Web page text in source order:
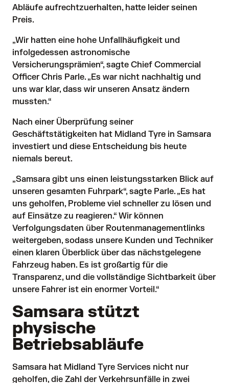
Abläufe aufrechtzuerhalten, hatte leider seinen
Preis.
„Wir hatten eine hohe Unfallhäufigkeit und
infolgedessen astronomische
Versicherungsprämien“, sagte Chief Commercial
Officer Chris Parle. „Es war nicht nachhaltig und
uns war klar, dass wir unseren Ansatz ändern
mussten.“
Nach einer Überprüfung seiner
Geschäftstätigkeiten hat Midland Tyre in Samsara
investiert und diese Entscheidung bis heute
niemals bereut.
„Samsara gibt uns einen leistungsstarken Blick auf
unseren gesamten Fuhrpark“, sagte Parle. „Es hat
uns geholfen, Probleme viel schneller zu lösen und
auf Einsätze zu reagieren.“ Wir können
Verfolgungsdaten über Routenmanagementlinks
weitergeben, sodass unsere Kunden und Techniker
einen klaren Überblick über das nächstgelegene
Fahrzeug haben. Es ist großartig für die
Transparenz, und die vollständige Sichtbarkeit über
unsere Fahrer ist ein enormer Vorteil.“
Samsara stützt
physische
Betriebsabläufe
Samsara hat Midland Tyre Services nicht nur
geholfen, die Zahl der Verkehrsunfälle in zwei